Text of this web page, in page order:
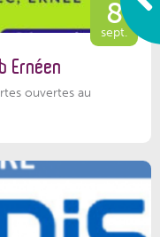
8
sept.
Ernéen
ouvertes au